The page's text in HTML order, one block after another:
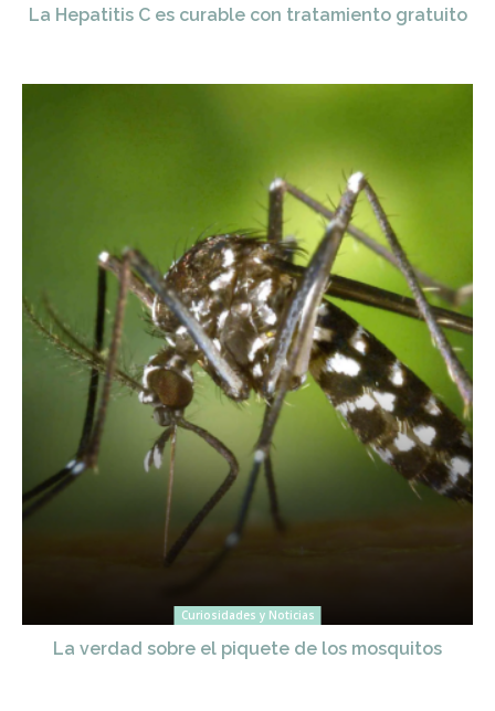
La Hepatitis C es curable con tratamiento gratuito
Curiosidades y Noticias
La verdad sobre el piquete de los mosquitos